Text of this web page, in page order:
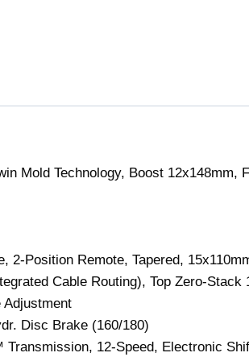
Mold Technology, Boost 12x148mm,
2-Position Remote, Tapered,
Cable Routing), Top Zero-
Adjustment
Disc Brake (160/180)
12-Speed, Electronic